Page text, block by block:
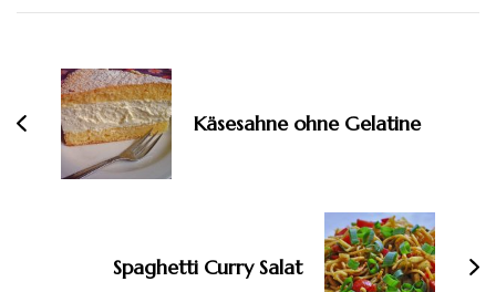
Käsesahne ohne Gelatine
Spaghetti Curry Salat